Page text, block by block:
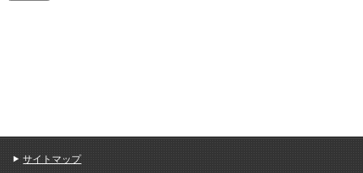
サイトマップ